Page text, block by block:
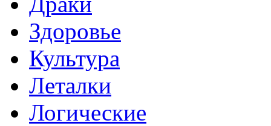
Здоровье
Культура
Леталки
Логические